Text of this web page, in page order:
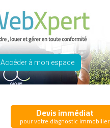
Accéder à mon espace
Devis immédiat
pour votre diagnostic immobilier